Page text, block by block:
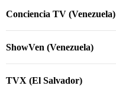
Conciencia TV (Venezuela)
ShowVen (Venezuela)
TVX (El Salvador)